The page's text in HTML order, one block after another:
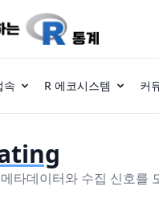
속 R 에코시스템 커
타데이터와 수집 신호를